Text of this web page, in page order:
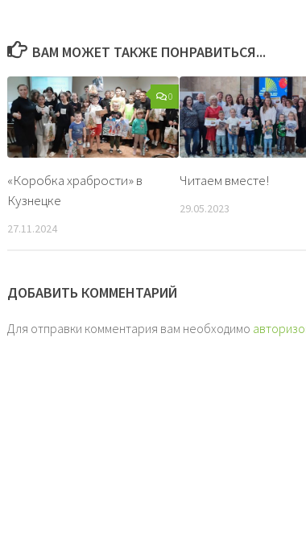
ВАМ МОЖЕТ ТАКЖЕ ПОНРАВИТЬСЯ...
0
«Коробка храбрости» в
Кузнецке
27.11.2024
Читаем вместе!
29.05.2023
ДОБАВИТЬ КОММЕНТАРИЙ
Для отправки комментария вам необходимо